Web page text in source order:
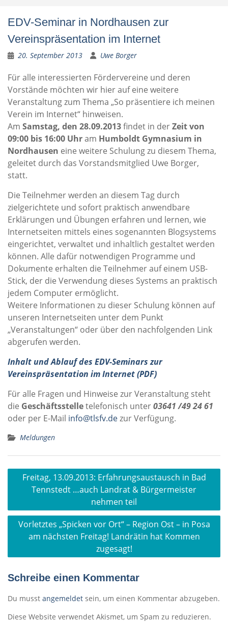
EDV-Seminar in Nordhausen zur
Vereinspräsentation im Internet
20. September 2013 Uwe Borger
Für alle interessierten Fördervereine und deren
Vorstände möchten wir hier auf eine weitere
Veranstaltung zum Thema „So präsentiere ich meinen
Verein im Internet“ hinweisen.
Am Samstag, den 28.09.2013findet in derZeit von
09:00 bis 16:00 Uhram Humboldt Gymnasium in
Nordhausen eine weitere Schulung zu diesem Thema,
geleitet durch das Vorstandsmitglied Uwe Borger,
statt.
Die Teilnehmer werden an diesem Tag durch
zielgerichtete und sofort praktisch anwendbare
Erklärungen und Übungen erfahren und lernen, wie
Internetseiten mittels eines sogenannten Blogsystems
eingerichtet, verwaltet und inhaltlich gestaltet werden
können. Alle dafür notwendigen Programme und
Dokumente erhalten die Teilnehmer auf einem USB-
Stick, der die Verwendung dieses Systems an praktisch
jedem Computer ermöglicht.
Weitere Informationen zu dieser Schulung können auf
unseren Internetseiten unter dem Punkt
„Veranstaltungen“ oder über den nachfolgenden Link
abgerufen werden.
Inhalt und Ablauf des EDV-Seminars zur
Vereinspräsentation im Internet (PDF)
Für alle Fragen und Hinweise zur Veranstaltung steht
die Geschäftsstelletelefonisch unter03641 /49 24 61
oder per E-Mail info@tlsfv.dezur Verfügung.
Meldungen
Beitragsnavigation
Freitag, 13.09.2013: Erfahrungsaustausch in Bad
Tennstedt …auch Landrat & Bürgermeister
nehmen teil
Vorletztes „Spicken vor Ort“ – Region Ost – in Posa
am nächsten Freitag! Landrätin hat Kommen
zugesagt!
Schreibe einen Kommentar
Du musst angemeldet sein, um einen Kommentar abzugeben.
Diese Website verwendet Akismet, um Spam zu reduzieren.